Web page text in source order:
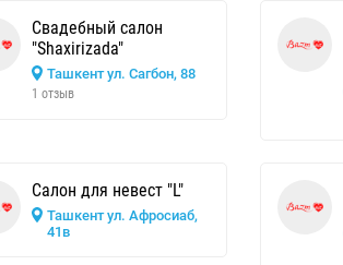
Свадебный салон
"Shaxirizada"
Ташкент ул. Сагбон, 88
1 отзыв
Салон для невест "L"
Ташкент ул. Афросиаб,
41в